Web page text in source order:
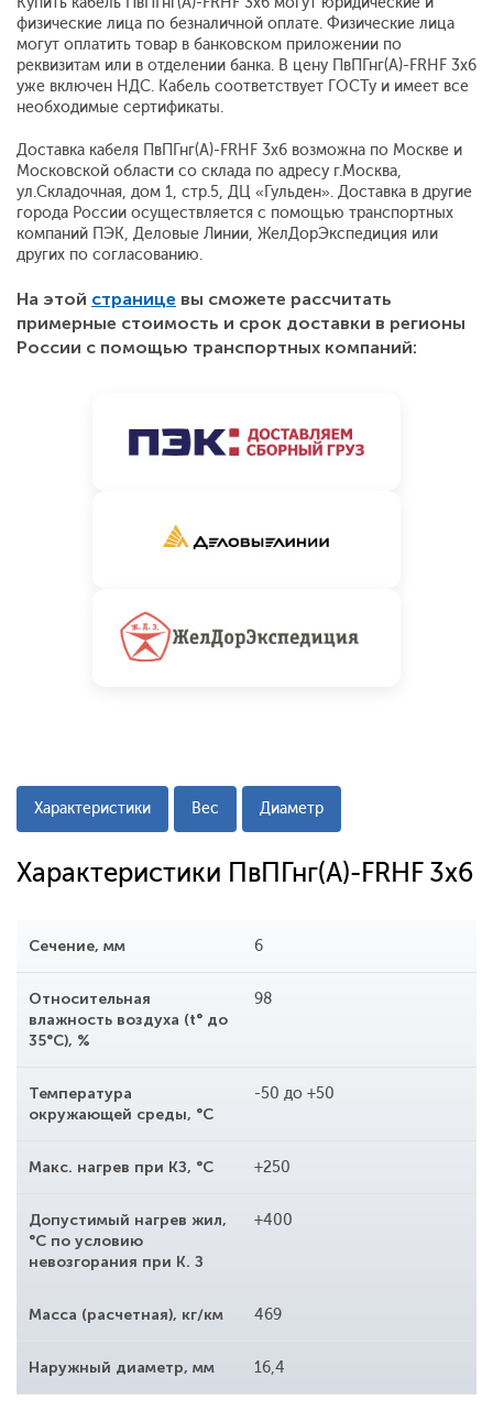
физические лица по безналичной оплате. Физические лица
могут оплатить товар в банковском приложении по
реквизитам или в отделении банка. В цену ПвПГнг(A)-FRHF 3x6
уже включен НДС. Кабель соответствует ГОСТу и имеет все
необходимые сертификаты.
Доставка кабеля ПвПГнг(A)-FRHF 3x6 возможна по Москве и
Московской области со склада по адресу г.Москва,
ул.Складочная, дом 1, стр.5, ДЦ «Гульден». Доставка в другие
города России осуществляется с помощью транспортных
компаний ПЭК, Деловые Линии, ЖелДорЭкспедиция или
других по согласованию.
На этой странице вы сможете рассчитать
примерные стоимость и срок доставки в регионы
России с помощью транспортных компаний:
Характеристики Вес Диаметр
Характеристики ПвПГнг(A)-FRHF 3x6
Сечение, мм 6
Относительная
влажность воздуха (t° до
35°С), %
98
Температура
окружающей среды, °С
-50 до +50
Макс. нагрев при КЗ, °С +250
Допустимый нагрев жил,
°С по условию
невозгорания при К. З
+400
Масса (расчетная), кг/км 469
Наружный диаметр, мм 16,4